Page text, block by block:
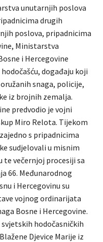
unutarnjih poslova
drugih
poslova, pripadnicima
Ministarstva
i Hercegovine
događaju koji
snaga, policije,
iz brojnih zemalja.
predvodio je vojni
Miro Relota. Tijekom
s pripadnicima
sudjelovali u misnim
večernjoj procesiji sa
66. Međunarodnog
i Hercegovinu su
vojnog ordinarijata
Bosne i Hercegovine.
hodočasničkih
Djevice Marije iz